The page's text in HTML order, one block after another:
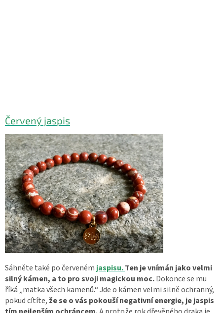
Červený jaspis
Sáhněte také po červeném jaspisu.Ten je vnímán jako velmi
silný kámen, a to pro svoji magickou moc.Dokonce se mu
říká „matka všech kamenů.“ Jde o kámen velmi silně ochranný,
pokud cítíte, že se o vás pokouší negativní energie, je jaspis